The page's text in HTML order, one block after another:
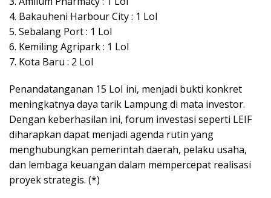
4. Bakauheni Harbour City : 1 LoI
5. Sebalang Port : 1 LoI
6. Kemiling Agripark : 1 LoI
7. Kota Baru : 2 LoI
Penandatanganan 15 LoI ini, menjadi bukti konkret
meningkatnya daya tarik Lampung di mata investor.
Dengan keberhasilan ini, forum investasi seperti LEIF
diharapkan dapat menjadi agenda rutin yang
menghubungkan pemerintah daerah, pelaku usaha,
dan lembaga keuangan dalam mempercepat realisasi
proyek strategis. (*)